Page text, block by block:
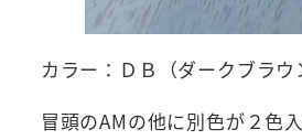
カラー：ＤＢ（ダークブラウ
冒頭のAMの他に別色が２色